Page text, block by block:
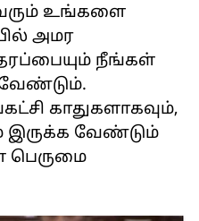
உங்களை
அமர
நீங்கள்
காதுகளாகவும்,
இருக்க வேண்டும்
பெருமை